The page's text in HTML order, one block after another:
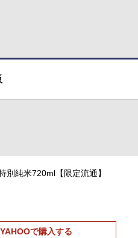
純米720ml【限定流通】
YAHOOで購入する